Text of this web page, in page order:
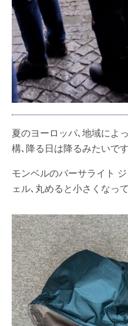
夏のヨーロッパ､地域によ
構､降る日は降るみたいで
モンベルのバーサライト
ェル､丸めると小さくなっ